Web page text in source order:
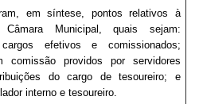
em síntese, pontos relativos à
Municipal, quais sejam:
cargos efetivos e comissionados;
comissão providos por servidores
do cargo de tesoureiro; e
interno e tesoureiro.